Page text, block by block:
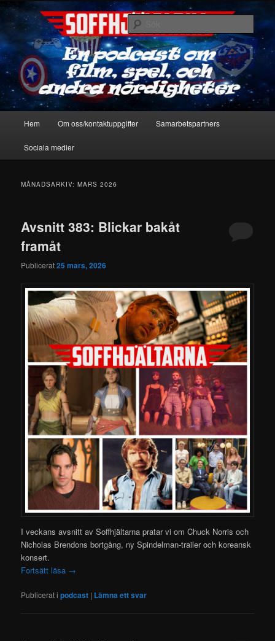
Hoppa
primärt
innehåll
Hoppa
sekundärt
innehållSoffhjältarna
En podcast om film, spel & andra nördigheter
Sök
Hem Om oss/kontaktuppgifter Samarbetspartners
Sociala medier
MÅNADSARKIV:MARS 2026
Avsnitt 383: Blickar bakåt
framåt
Publicerat25 mars, 2026
I veckans avsnitt av Soffhjältarna pratar vi om Chuck Norris och
Nicholas Brendons bortgång, ny Spindelman-trailer och koreansk
konsert.
Fortsätt läsa →
Publicerat i podcast | Lämna ett svar